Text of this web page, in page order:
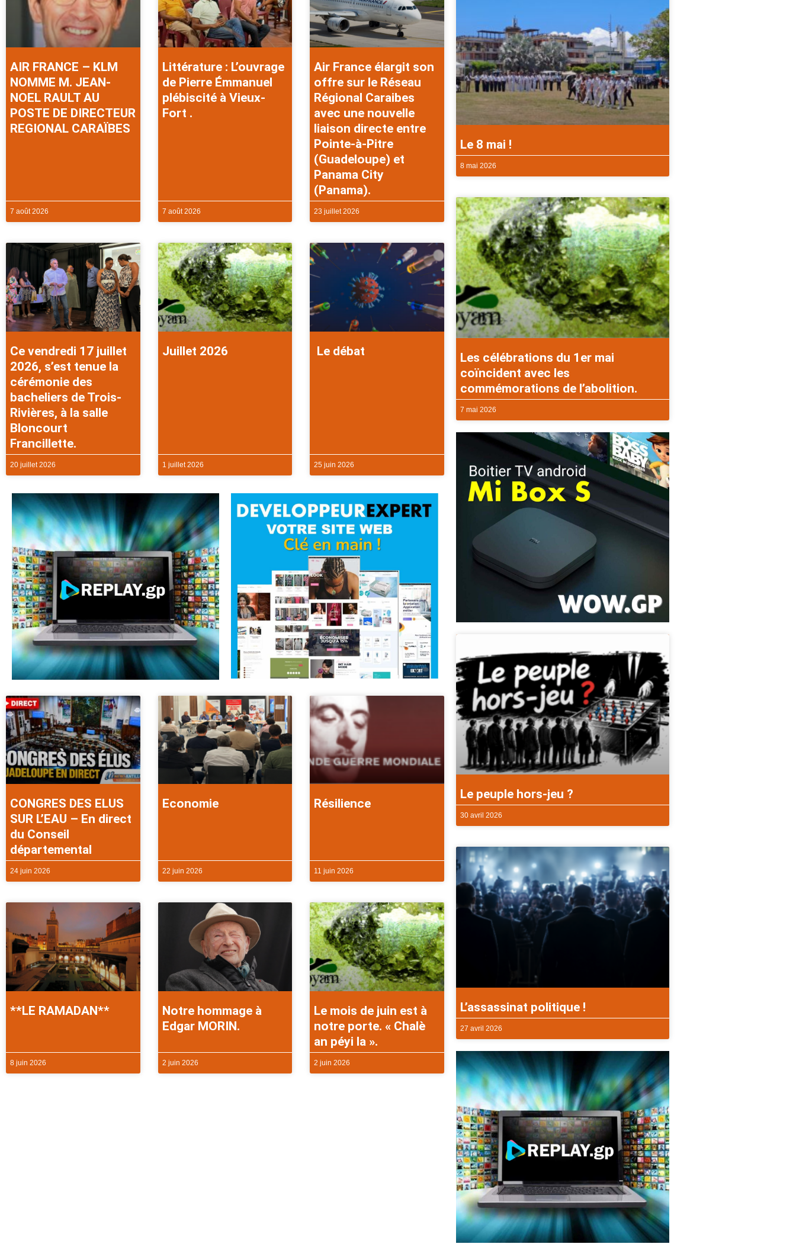
AIR FRANCE – KLM
NOMME M. JEAN-
NOEL RAULT AU
POSTE DE DIRECTEUR
REGIONAL CARAÏBES
7 août 2026
Littérature : L’ouvrage
de Pierre Émmanuel
plébiscité à Vieux-
Fort .
7 août 2026
Air France élargit son
offre sur le Réseau
Régional Caraibes
avec une nouvelle
liaison directe entre
Pointe-à-Pitre
(Guadeloupe) et
Panama City
(Panama).
23 juillet 2026
Ce vendredi 17 juillet
2026, s’est tenue la
cérémonie des
bacheliers de Trois-
Rivières, à la salle
Bloncourt
Francillette.
20 juillet 2026
Juillet 2026
1 juillet 2026
Le débat
25 juin 2026
CONGRES DES ELUS
SUR L’EAU – En direct
du Conseil
départemental
24 juin 2026
Economie
22 juin 2026
Résilience
11 juin 2026
**LE RAMADAN**
8 juin 2026
Notre hommage à
Edgar MORIN.
2 juin 2026
Le mois de juin est à
notre porte. « Chalè
an péyi la ».
2 juin 2026
Le 8 mai !
8 mai 2026
Les célébrations du 1er mai
coïncident avec les
commémorations de l’abolition.
7 mai 2026
Le peuple hors-jeu ?
30 avril 2026
L’assassinat politique !
27 avril 2026